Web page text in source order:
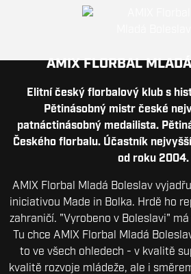
AMIX FLORBAL
Elitní český florbalový klub s
Pětinásobný mistr české
patnáctinásobný medailista.
Českého florbalu. Účastník
od roku 2004.
AMIX Florbal Mladá Boleslav
iniciativou Made in Bolka. Hrdě ho
zahraničí. "Vyrobeno v Boleslavi"
Tu chce AMIX Florbal Mladá
to ve všech ohledech - v kvalitě
kvalitě rozvoje mládeže, ale i